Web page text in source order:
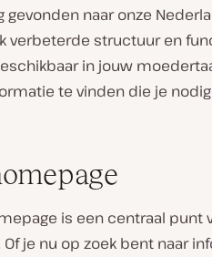
naar onze
verbeterde structuur en
in jouw
te vinden die je
is een centraal punt
je nu op zoek bent naar